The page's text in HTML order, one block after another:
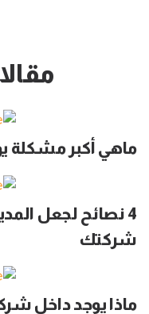
ماهي أكبر مشكلة
4 نصائح لجعل
شركتك
ماذا يوجد داخل